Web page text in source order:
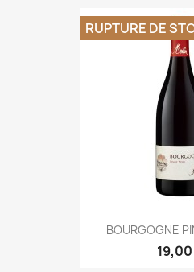
BOURGOGNE
RUPTURE DE